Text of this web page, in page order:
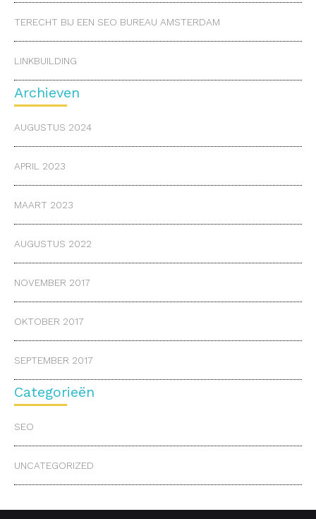
TERECHT BIJ EEN SEO BUREAU AMSTERDAM
LINKBUILDING
Archieven
AUGUSTUS 2024
APRIL 2023
MAART 2023
AUGUSTUS 2022
NOVEMBER 2017
OKTOBER 2017
SEPTEMBER 2017
Categorieën
SEO
UNCATEGORIZED